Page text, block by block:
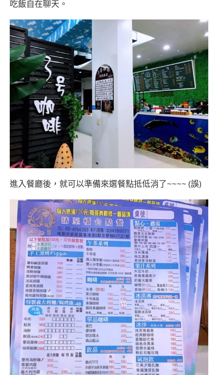
吃飯自在聊天。
進入餐廳後，就可以準備來選餐點抵低消了~~~~ (誤)